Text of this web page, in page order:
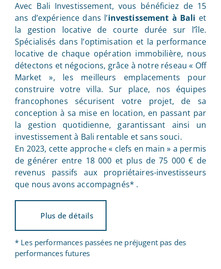
Avec Bali Investissement, vous bénéficiez de 15
ans d’expérience dans l’investissement à Bali et
la gestion locative de courte durée sur l’île.
Spécialisés dans l’optimisation et la performance
locative de chaque opération immobilière, nous
détectons et négocions, grâce à notre réseau « Off
Market », les meilleurs emplacements pour
construire votre villa. Sur place, nos équipes
francophones sécurisent votre projet, de sa
conception à sa mise en location, en passant par
la gestion quotidienne, garantissant ainsi un
investissement à Bali rentable et sans souci.
En 2023, cette approche « clefs en main » a permis
de générer entre 18 000 et plus de 75 000 € de
revenus passifs aux propriétaires-investisseurs
que nous avons accompagnés* .
Plus de détails
* Les performances passées ne préjugent pas des
performances futures